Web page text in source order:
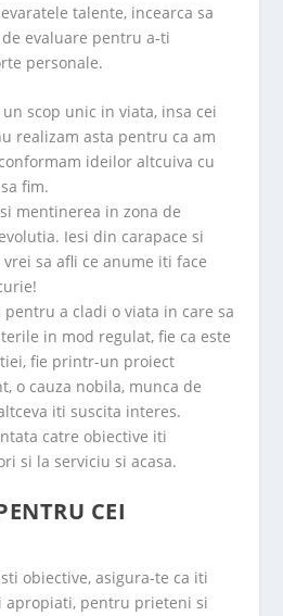
talente, incearca sa
evaluare pentru a-ti
personale.
scop unic in viata, insa cei
realizam asta pentru ca am
ideilor altcuiva cu
fim.
mentinerea in zona de
Iesi din carapace si
sa afli ce anume iti face
a cladi o viata in care sa
in mod regulat, fie ca este
fie printr-un proiect
o cauza nobila, munca de
iti suscita interes.
catre obiective iti
si la serviciu si acasa.
CEI
obiective, asigura-te ca iti
apropiati, pentru prieteni si